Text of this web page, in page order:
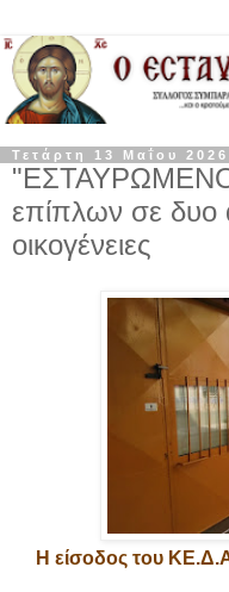
Τετάρτη 13 Μαΐου 2026
επίπλων σε δυο
οικογένειες
Η είσοδος του